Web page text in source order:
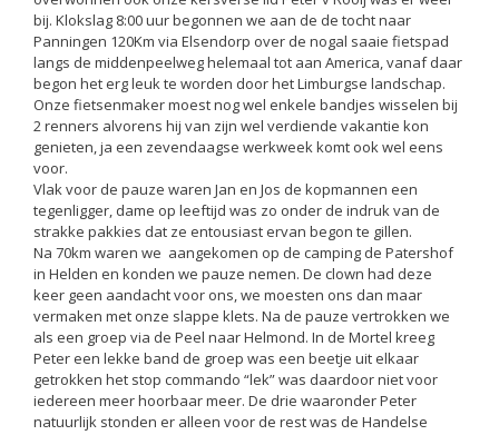
bij. Klokslag 8:00 uur begonnen we aan de de tocht naar
Panningen 120Km via Elsendorp over de nogal saaie fietspad
langs de middenpeelweg helemaal tot aan America, vanaf daar
begon het erg leuk te worden door het Limburgse landschap.
Onze fietsenmaker moest nog wel enkele bandjes wisselen bij
2 renners alvorens hij van zijn wel verdiende vakantie kon
genieten, ja een zevendaagse werkweek komt ook wel eens
voor.
Vlak voor de pauze waren Jan en Jos de kopmannen een
tegenligger, dame op leeftijd was zo onder de indruk van de
strakke pakkies dat ze entousiast ervan begon te gillen.
Na 70km waren we aangekomen op de camping de Patershof
in Helden en konden we pauze nemen. De clown had deze
keer geen aandacht voor ons, we moesten ons dan maar
vermaken met onze slappe klets. Na de pauze vertrokken we
als een groep via de Peel naar Helmond. In de Mortel kreeg
Peter een lekke band de groep was een beetje uit elkaar
getrokken het stop commando “lek” was daardoor niet voor
iedereen meer hoorbaar meer. De drie waaronder Peter
natuurlijk stonden er alleen voor de rest was de Handelse